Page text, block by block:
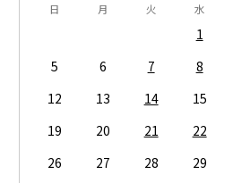
日 月 火 水
1
5
6 7 8
12
13 14 15
19
20 21 22
26
27 28 29